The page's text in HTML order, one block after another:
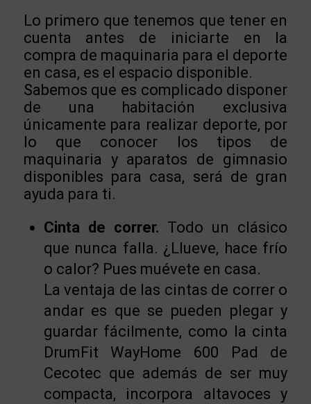
Lo primero que tenemos que tener en
cuenta antes de iniciarte en la
compra de maquinaria para el deporte
en casa, es el espacio disponible.
Sabemos que es complicado disponer
de una habitación exclusiva
únicamente para realizar deporte, por
lo que conocer los tipos de
maquinaria y aparatos de gimnasio
disponibles para casa, será de gran
ayuda para ti.
Cinta de correr. Todo un clásico
que nunca falla. ¿Llueve, hace frío
o calor? Pues muévete en casa.
La ventaja de las cintas de correr o
andar es que se pueden plegar y
guardar fácilmente, como la cinta
DrumFit WayHome 600 Pad de
Cecotec que además de ser muy
compacta, incorpora altavoces y